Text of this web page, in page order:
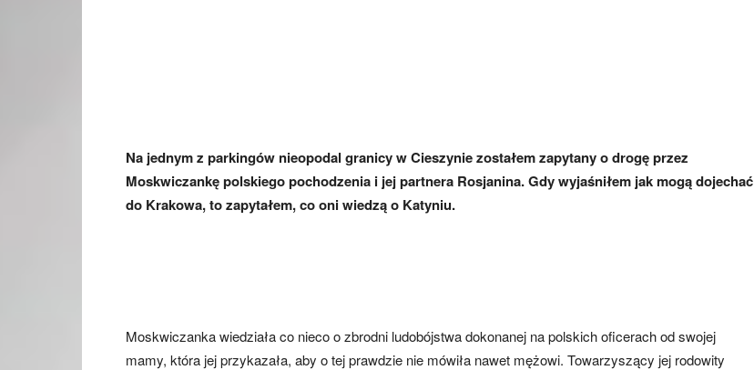
Na jednym z parkingów nieopodal granicy w Cieszynie zostałem zapytany o drogę przez
Moskwiczankę polskiego pochodzenia i jej partnera Rosjanina. Gdy wyjaśniłem jak mogą dojechać
do Krakowa, to zapytałem, co oni wiedzą o Katyniu.
Moskwiczanka wiedziała co nieco o zbrodni ludobójstwa dokonanej na polskich oficerach od swojej
mamy, która jej przykazała, aby o tej prawdzie nie mówiła nawet mężowi. Towarzyszący jej rodowity